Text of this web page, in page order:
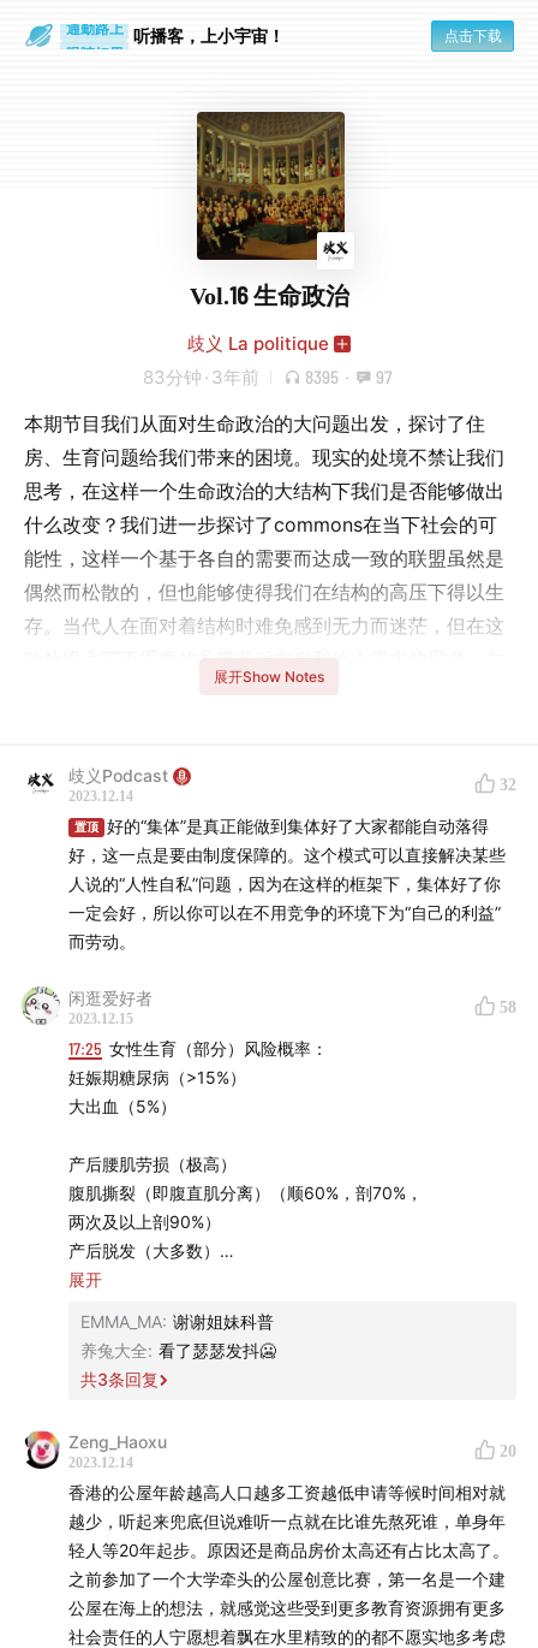
眼睛好累 听播客，上小宇宙！ 点击下载
Vol.16 生命政治
歧义 La politique
83分钟 · 3年前 8395 · 97
本期节目我们从面对生命政治的大问题出发，探讨了住
房、生育问题给我们带来的困境。现实的处境不禁让我们
思考，在这样一个生命政治的大结构下我们是否能够做出
什么改变？我们进一步探讨了commons在当下社会的可
能性，这样一个基于各自的需要而达成一致的联盟虽然是
偶然而松散的，但也能够使得我们在结构的高压下得以生
存。当代人在面对着结构时难免感到无力而迷茫，但在这
种处境之下更重要的是带着对自身和他人需求的思考，在
主播：Evan、Lemon、萧萧、墨季
声音设计：Wren
文字编辑：鸽鸽
大家可以通过爱发电支持我们的创作
-时间轴-
00:02:10面对生命政治的问题我们能够做什么？
00:03:30“家”与贫穷的再生产
00:07:35 住房是冰冷的“指标”还是生活空间？
00:12:43生命政治与女性的“生育损伤”
00:19:20“驱逐”与贫困关系网
00:24:28大结构下的个体能够做什么？
00:25:30学者能够做出什么改变？
00:31:30commons的可能性
00:35:05城市commons的例子：韩国的“消费合作社”
00:38:40基于需求的数字common与文化common
展开Show Notes
歧义Podcast
2023.12.14
32
置顶
好的“集体”是真正能做到集体好了大家都能自动落得
好，这一点是要由制度保障的。这个模式可以直接解决某些
人说的“人性自私”问题，因为在这样的框架下，集体好了你
一定会好，所以你可以在不用竞争的环境下为“自己的利益”
而劳动。
闲逛爱好者
2023.12.15
58
17:25 女性生育（部分）风险概率：
妊娠期糖尿病（>15%）
大出血（5%）
产后腰肌劳损（极高）
腹肌撕裂（即腹直肌分离）（顺60%，剖70%，
两次及以上剖90%）
产后脱发（大多数）
yd膨出（基本都会）
会阴撕裂（90%）
妊娠纹（70%-90%）
漏尿（＞40%）
盆底肌松弛（基本都会）
妊娠高血压（12%）
子宫脱垂（60%）
视网膜脱落（高度近视＋高血压概率较高）
产后抑郁（15%-30%）
产后乳腺萎缩（普遍存在）
羊水栓塞
展开
EMMA_MA: 谢谢姐妹科普
养兔大全: 看了瑟瑟发抖🥶
共3条回复
Zeng_Haoxu
2023.12.14
20
香港的公屋年龄越高人口越多工资越低申请等候时间相对就
越少，听起来兜底但说难听一点就在比谁先熬死谁，单身年
轻人等20年起步。原因还是商品房价太高还有占比太高了。
之前参加了一个大学牵头的公屋创意比赛，第一名是一个建
公屋在海上的想法，就感觉这些受到更多教育资源拥有更多
社会责任的人宁愿想着飘在水里精致的的都不愿实地多考虑